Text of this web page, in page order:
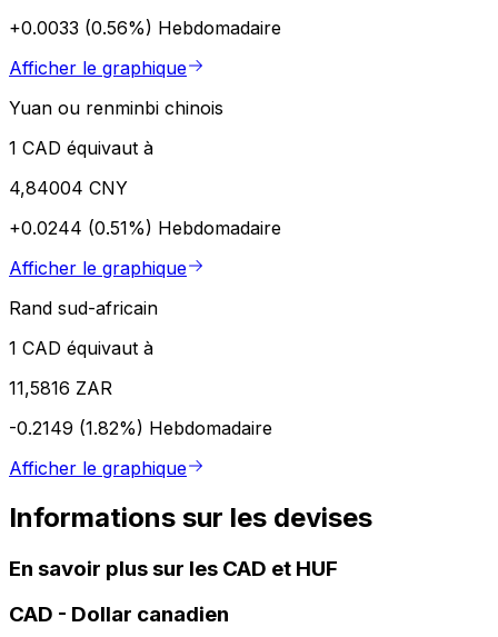
+0.0033 (0.56%) Hebdomadaire
Afficher le graphique
Yuan ou renminbi chinois
1 CAD équivaut à
4,84004 CNY
+0.0244 (0.51%) Hebdomadaire
Afficher le graphique
Rand sud-africain
1 CAD équivaut à
11,5816 ZAR
-0.2149 (1.82%) Hebdomadaire
Afficher le graphique
Informations sur les devises
En savoir plus sur les CAD et HUF
CAD - Dollar canadien